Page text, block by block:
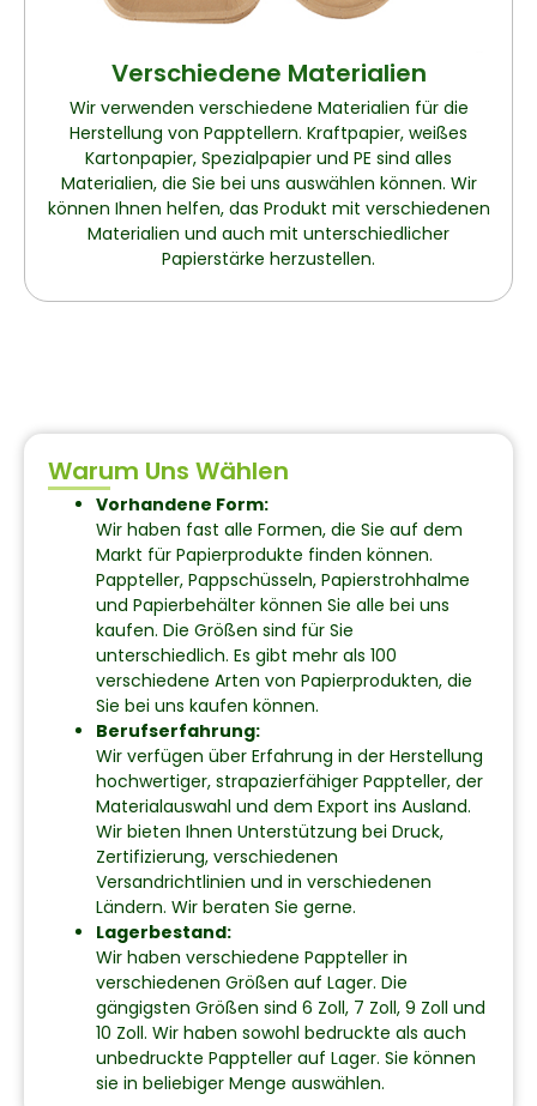
Verschiedene Materialien
Wir verwenden verschiedene Materialien für die
Herstellung von Papptellern. Kraftpapier, weißes
Kartonpapier, Spezialpapier und PE sind alles
Materialien, die Sie bei uns auswählen können. Wir
können Ihnen helfen, das Produkt mit verschiedenen
Materialien und auch mit unterschiedlicher
Papierstärke herzustellen.
Warum Uns Wählen
Vorhandene Form:
Wir haben fast alle Formen, die Sie auf dem
Markt für Papierprodukte finden können.
Pappteller, Pappschüsseln, Papierstrohhalme
und Papierbehälter können Sie alle bei uns
kaufen. Die Größen sind für Sie
unterschiedlich. Es gibt mehr als 100
verschiedene Arten von Papierprodukten, die
Sie bei uns kaufen können.
Berufserfahrung:
Wir verfügen über Erfahrung in der Herstellung
hochwertiger, strapazierfähiger Pappteller, der
Materialauswahl und dem Export ins Ausland.
Wir bieten Ihnen Unterstützung bei Druck,
Zertifizierung, verschiedenen
Versandrichtlinien und in verschiedenen
Ländern. Wir beraten Sie gerne.
Lagerbestand:
Wir haben verschiedene Pappteller in
verschiedenen Größen auf Lager. Die
gängigsten Größen sind 6 Zoll, 7 Zoll, 9 Zoll und
10 Zoll. Wir haben sowohl bedruckte als auch
unbedruckte Pappteller auf Lager. Sie können
sie in beliebiger Menge auswählen.